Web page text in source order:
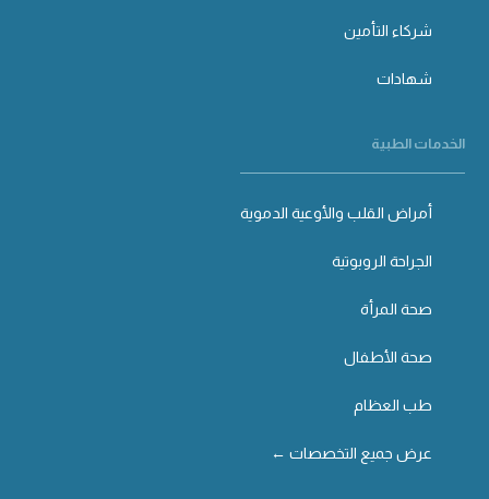
شركاء التأمين
شهادات
الخدمات الطبية
أمراض القلب والأوعية الدموية
الجراحة الروبوتية
صحة المرأة
صحة الأطفال
طب العظام
عرض جميع التخصصات ←